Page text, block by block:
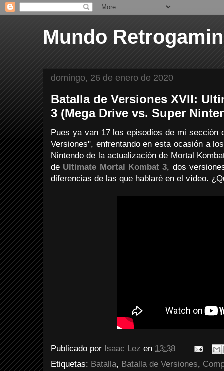
Mundo
domingo, 26 de enero de 2020
Batalla de Versiones XVII:
3 (Mega Drive vs. Super
Pues ya van 17 los episodios de mi sección
Versiones", enfrentando en esta ocasión a
Nintendo de la actualización de Mortal
de Ultimate Mortal Kombat 3, dos
diferencias de las que hablaré en el vídeo.
Publicado por Isaac Lez en 13:38
Etiquetas: Batalla, Batalla de Versiones,